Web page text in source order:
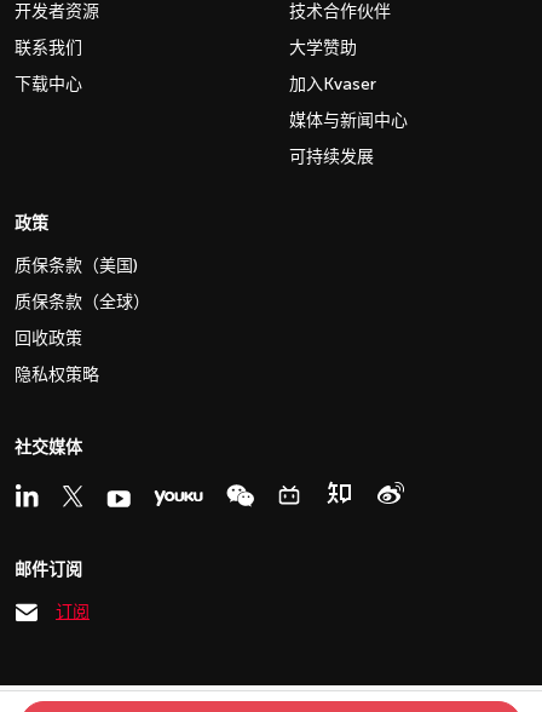
开发者资源
联系我们
下载中心
技术合作伙伴
大学赞助
加入Kvaser
媒体与新闻中心
可持续发展
政策
质保条款（美国)
质保条款（全球）
回收政策
隐私权策略
社交媒体
邮件订阅
订阅